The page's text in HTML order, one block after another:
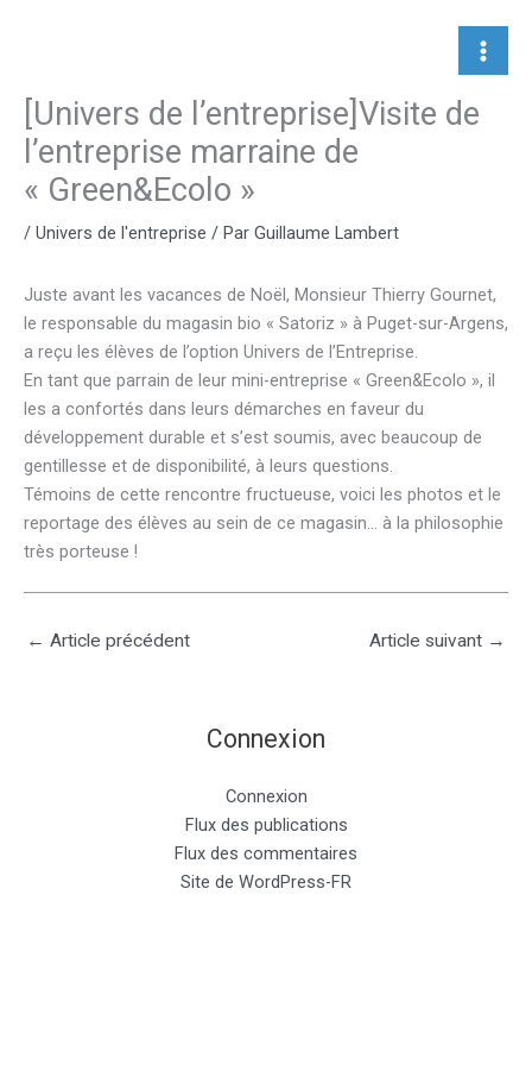
[Univers de l’entreprise]Visite de
l’entreprise marraine de
« Green&Ecolo »
/ Univers de l'entreprise / Par Guillaume Lambert
Juste avant les vacances de Noël, Monsieur Thierry Gournet,
le responsable du magasin bio « Satoriz » à Puget-sur-Argens,
a reçu les élèves de l’option Univers de l’Entreprise.
En tant que parrain de leur mini-entreprise « Green&Ecolo », il
les a confortés dans leurs démarches en faveur du
développement durable et s’est soumis, avec beaucoup de
gentillesse et de disponibilité, à leurs questions.
Témoins de cette rencontre fructueuse, voici les photos et le
reportage des élèves au sein de ce magasin… à la philosophie
très porteuse !
← Article précédent Article suivant →
Connexion
Connexion
Flux des publications
Flux des commentaires
Site de WordPress-FR